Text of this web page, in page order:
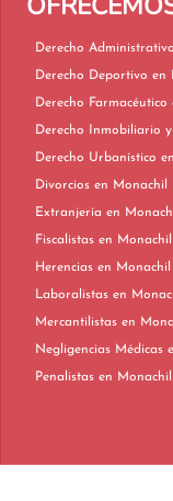
Derecho
Divorcios en Monachil
Extranjería en
Fiscalistas en Monachil
Herencias en Monachil
Laboralistas en
Mercantilistas en
Penalistas en Monachil